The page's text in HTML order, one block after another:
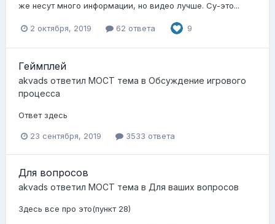
же несут много информации, но видео лучше. Су-это...
2 октября, 2019 62 ответа 9
Геймплей
akvads ответил MOCT тема в Обсуждение игрового
процесса
Ответ здесь
23 сентября, 2019 3533 ответа
Для вопросов
akvads ответил MOCT тема в Для ваших вопросов
Здесь все про это(пункт 28)